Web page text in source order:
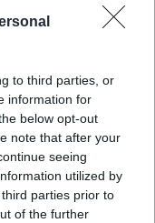
to third parties, or
information for
below opt-out
note that after your
seeing
utilized by
parties prior to
of the further
χώρες. Αφορά
τις
σε
χωρίς να
που
επιδίδονται
αντλούν συχνά